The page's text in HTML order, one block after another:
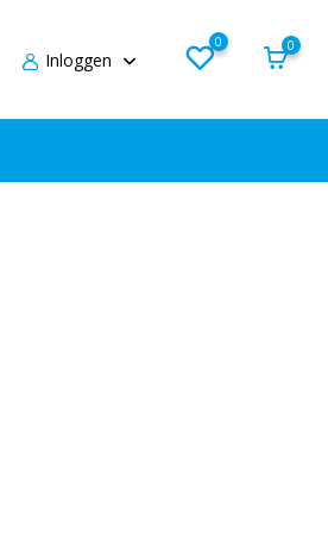
Inloggen
0 0